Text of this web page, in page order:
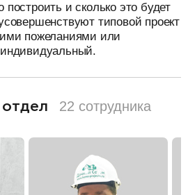
и сколько это будет
типовой проект
пожеланиями или
22 сотрудника